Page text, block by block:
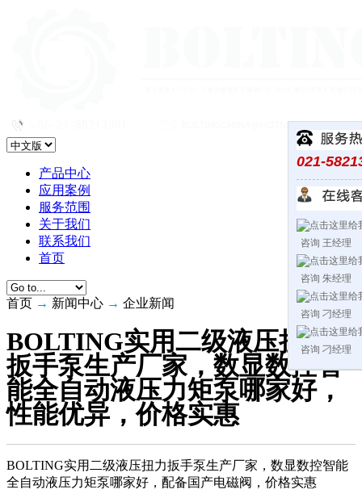
产品中心
应用案例
服务范围
关于我们
联系我们
首页
首页 → 新闻中心 → 企业新闻
BOLTING实用二级液压扭力
扳手泵生产厂家，数显数控智
能全自动液压力矩泵哪家好，
性能优异，价格实惠
BOLTING实用二级液压扭力扳手泵生产厂家，数显数控智能
全自动液压力矩泵哪家好，配备国产电磁阀，价格实惠
021-
咨询 王经理
咨询 朱经理
咨询 刁经理
咨询 刁经理